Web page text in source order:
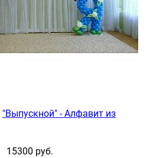
"Выпускной" - Алфавит из
15300 руб.